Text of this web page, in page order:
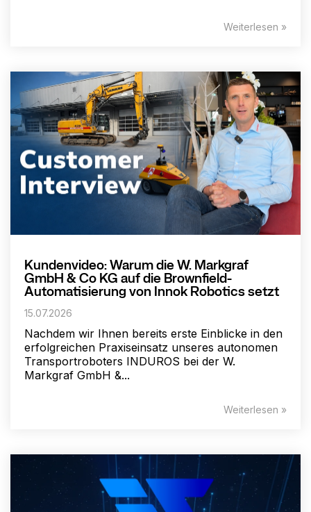
Weiterlesen »
Kundenvideo: Warum die W. Markgraf
GmbH & Co KG auf die Brownfield-
Automatisierung von Innok Robotics setzt
15.07.2026
Nachdem wir Ihnen bereits erste Einblicke in den
erfolgreichen Praxiseinsatz unseres autonomen
Transportroboters INDUROS bei der W.
Markgraf GmbH &...
Weiterlesen »